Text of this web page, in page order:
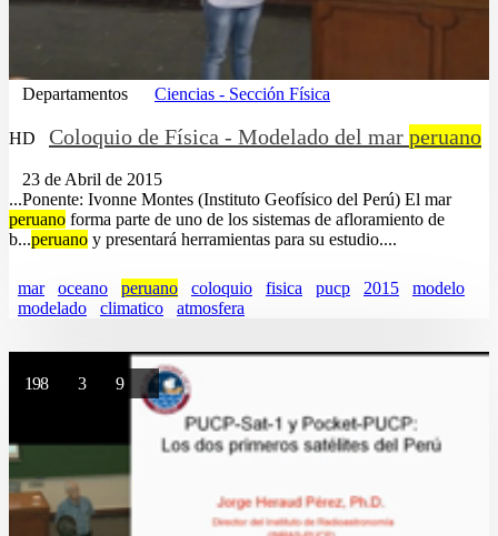
Departamentos Ciencias - Sección Física
HD Coloquio de Física - Modelado del mar peruano
23 de Abril de 2015
...Ponente: Ivonne Montes (Instituto Geofísico del Perú) El mar
peruano forma parte de uno de los sistemas de afloramiento de
b...peruano y presentará herramientas para su estudio....
mar oceano peruano coloquio fisica pucp 2015
modelo
modelado
climatico atmosfera
198 3 9